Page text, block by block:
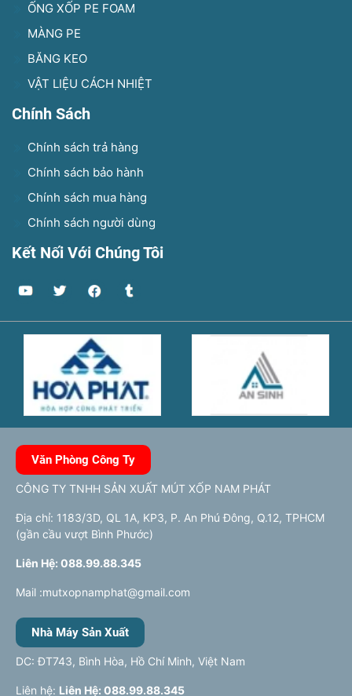
ỐNG XỐP PE FOAM
MÀNG PE
BĂNG KEO
VẬT LIỆU CÁCH NHIỆT
Chính Sách
Chính sách trả hàng
Chính sách bảo hành
Chính sách mua hàng
Chính sách người dùng
Kết Nối Với Chúng Tôi
Văn Phòng Công Ty
CÔNG TY TNHH SẢN XUẤT MÚT XỐP NAM PHÁT
Địa chỉ: 1183/3D, QL 1A, KP3, P. An Phú Đông, Q.12, TPHCM
(gần cầu vượt Bình Phước)
Liên Hệ: 088.99.88.345
Mail :mutxopnamphat@gmail.com
Nhà Máy Sản Xuất
DC: ĐT743, Bình Hòa, Hồ Chí Minh, Việt Nam
Liên hệ: Liên Hệ: 088.99.88.345